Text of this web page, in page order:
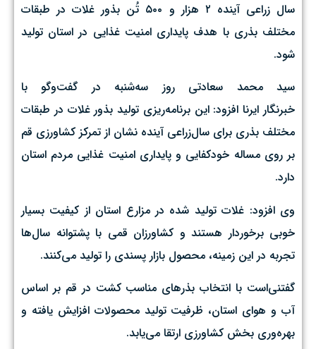
سال زراعی آینده ۲ هزار و ۵۰۰ تُن بذور غلات در طبقات
مختلف بذری با هدف پایداری امنیت غذایی در استان تولید
شود.
سید محمد سعادتی روز سه‌شنبه در گفت‌وگو با
خبرنگار ایرنا افزود: این برنامه‌ریزی تولید بذور غلات در طبقات
مختلف بذری برای سال‌زراعی آینده نشان از تمرکز کشاورزی قم
بر روی مساله خودکفایی و پایداری امنیت غذایی مردم استان
دارد.
وی افزود: غلات تولید شده در مزارع استان از کیفیت بسیار
خوبی برخوردار هستند و کشاورزان قمی با پشتوانه سال‌ها
تجربه در این زمینه، محصول بازار پسندی را تولید می‌کنند.
گفتنی‌است با انتخاب بذرهای مناسب کشت در قم بر اساس
آب و هوای استان، ظرفیت تولید محصولات افزایش یافته و
بهره‌وری بخش کشاورزی ارتقا می‌یابد.